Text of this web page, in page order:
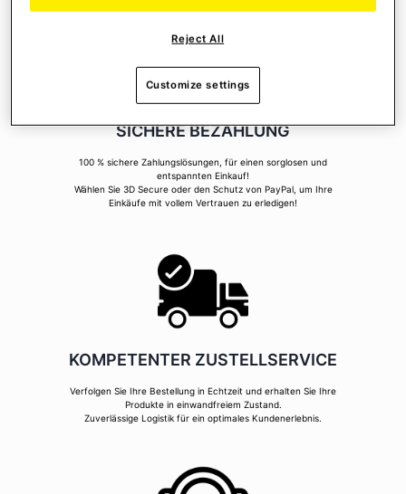
SICHERE BEZAHLUNG
100 % sichere Zahlungslösungen, für einen sorglosen und
entspannten Einkauf!
Wählen Sie 3D Secure oder den Schutz von PayPal, um Ihre
Einkäufe mit vollem Vertrauen zu erledigen!
KOMPETENTER ZUSTELLSERVICE
Verfolgen Sie Ihre Bestellung in Echtzeit und erhalten Sie Ihre
Produkte in einwandfreiem Zustand.
Zuverlässige Logistik für ein optimales Kundenerlebnis.
Reject All
Customize settings